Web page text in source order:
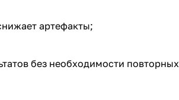
артефакты;
без необходимости повторных